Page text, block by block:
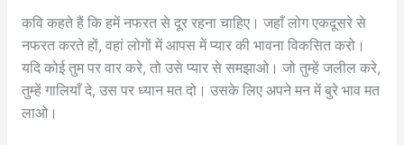
कवि कहते हैं कि हमें नफरत से दूर रहना चाहिए। जहाँ लोग एकदूसरे से
नफरत करते हों, वहां लोगों में आपस में प्यार की भावना विकसित करो।
यदि कोई तुम पर वार करे, तो उसे प्यार से समझाओ। जो तुम्हें जलील करे,
तुम्हें गालियाँ दे, उस पर ध्यान मत दो। उसके लिए अपने मन में बुरे भाव मत
लाओ।